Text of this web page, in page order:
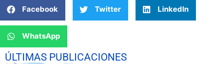
Facebook Twitter LinkedIn
WhatsApp
ÚLTIMAS PUBLICACIONES